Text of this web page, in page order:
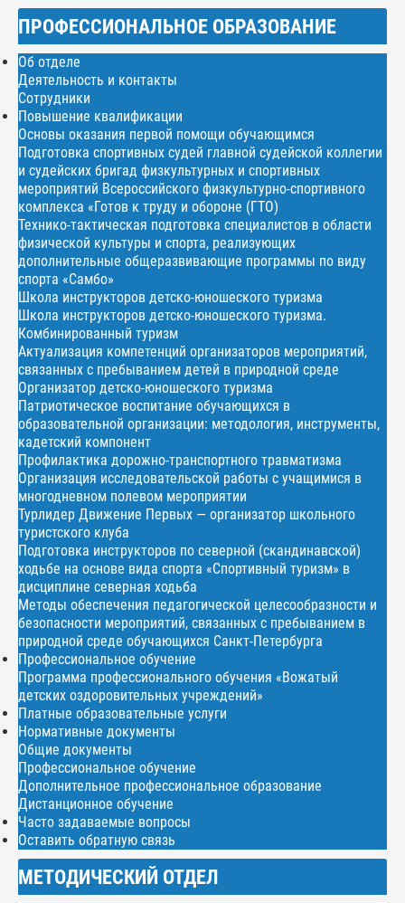
ПРОФЕССИОНАЛЬНОЕ ОБРАЗОВАНИЕ
Об отделе
Деятельность и контакты
Сотрудники
Повышение квалификации
Основы оказания первой помощи обучающимся
Подготовка спортивных судей главной судейской коллегии
и судейских бригад физкультурных и спортивных
мероприятий Всероссийского физкультурно-спортивного
комплекса «Готов к труду и обороне (ГТО)
Технико-тактическая подготовка специалистов в области
физической культуры и спорта, реализующих
дополнительные общеразвивающие программы по виду
спорта «Самбо»
Школа инструкторов детско-юношеского туризма
Школа инструкторов детско-юношеского туризма.
Комбинированный туризм
Актуализация компетенций организаторов мероприятий,
связанных с пребыванием детей в природной среде
Организатор детско-юношеского туризма
Патриотическое воспитание обучающихся в
образовательной организации: методология, инструменты,
кадетский компонент
Профилактика дорожно-транспортного травматизма
Организация исследовательской работы с учащимися в
многодневном полевом мероприятии
Турлидер Движение Первых — организатор школьного
туристского клуба
Подготовка инструкторов по северной (скандинавской)
ходьбе на основе вида спорта «Спортивный туризм» в
дисциплине северная ходьба
Методы обеспечения педагогической целесообразности и
безопасности мероприятий, связанных с пребыванием в
природной среде обучающихся Санкт-Петербурга
Профессиональное обучение
Программа профессионального обучения «Вожатый
детских оздоровительных учреждений»
Платные образовательные услуги
Нормативные документы
Общие документы
Профессиональное обучение
Дополнительное профессиональное образование
Дистанционное обучение
Часто задаваемые вопросы
Оставить обратную связь
МЕТОДИЧЕСКИЙ ОТДЕЛ